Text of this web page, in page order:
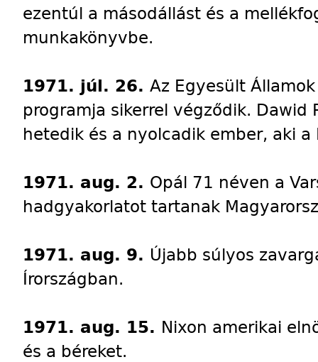
ezentúl a másodállást és a
munkakönyvbe.
1971. júl. 26. Az Egyesült
programja sikerrel végződik. Dawid
hetedik és a nyolcadik ember, aki a
1971. aug. 2. Opál 71 néven a
hadgyakorlatot tartanak
1971. aug. 9. Újabb súlyos
Írországban.
1971. aug. 15. Nixon amerikai
és a béreket.